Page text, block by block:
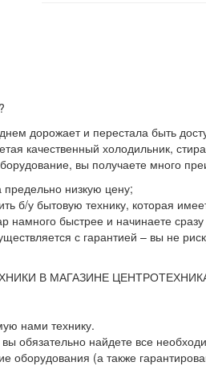
дорожает и перестала быть
качественный холодильник,
вы получаете много
предельно низкую цену;
б/у бытовую технику, которая
намного быстрее и начинаете
с гарантией – вы не
В МАГАЗИНЕ
нами технику.
обязательно найдете все
оборудования (а также